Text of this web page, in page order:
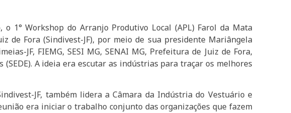
1° Workshop do Arranjo Produtivo Local (APL) Farol da Mata
de Fora (Sindivest-JF), por meio de sua presidente Mariângela
JF, FIEMG, SESI MG, SENAI MG, Prefeitura de Juiz de Fora,
A ideia era escutar as indústrias para traçar os melhores
JF, também lidera a Câmara da Indústria do Vestuário e
era iniciar o trabalho conjunto das organizações que fazem